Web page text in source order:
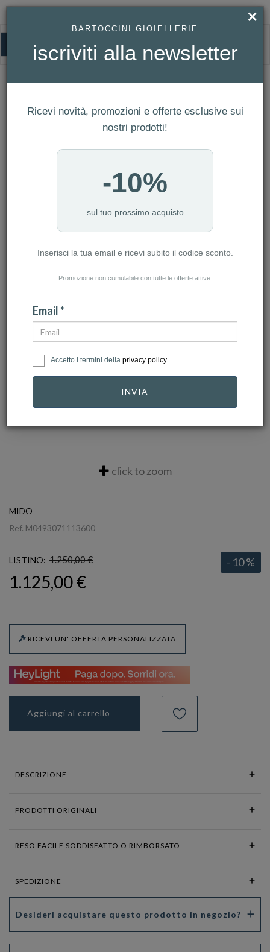
HOMEPAGE
OROLOGIO MIDO MULTIFORT TV 35 REF. M049.307.11.136.00
M049.307.11.136.00
click to zoom
MIDO
Ref. M0493071113600
LISTINO: 1.250,00 € - 10 %
1.125,00 €
RICEVI UN' OFFERTA PERSONALIZZATA
Aggiungi al carrello
DESCRIZIONE
PRODOTTI ORIGINALI
RESO FACILE SODDISFATTO O RIMBORSATO
SPEDIZIONE
Desideri acquistare questo prodotto in negozio?
×
BARTOCCINI GIOIELLERIE
iscriviti alla newsletter
Ricevi novità, promozioni e offerte esclusive sui
nostri prodotti!
-10%
sul tuo prossimo acquisto
Inserisci la tua email e ricevi subito il codice sconto.
Promozione non cumulabile con tutte le offerte attive.
Email *
Accetto i termini della privacy policy
INVIA